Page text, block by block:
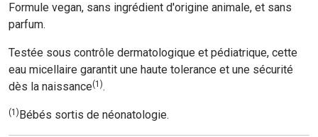
Formule vegan, sans ingrédient d'origine animale, et sans
parfum.
Testée sous contrôle dermatologique et pédiatrique, cette
eau micellaire garantit une haute tolerance et une sécurité
dès la naissance(1).
(1)Bébés sortis de néonatologie.